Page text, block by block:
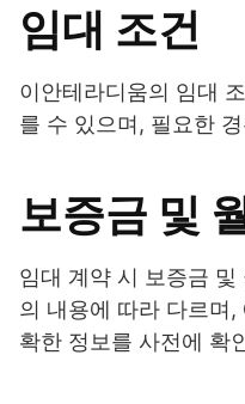
임대 조건
이안테라디움의 임대
를 수 있으며, 필요한
보증금 및
임대 계약 시 보증금
의 내용에 따라 다르며
확한 정보를 사전에 확